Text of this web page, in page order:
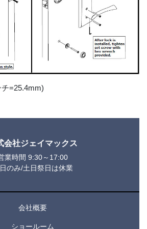
=25.4mm)
会社ジェイマックス
業時間 9:30～17:00
のみ/土日祭日は休業
会社概要
ショールーム